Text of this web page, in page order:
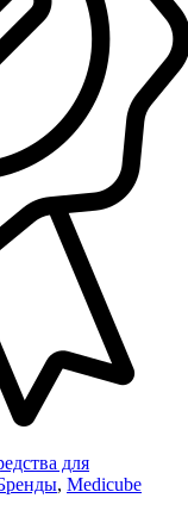
для
, Medicube